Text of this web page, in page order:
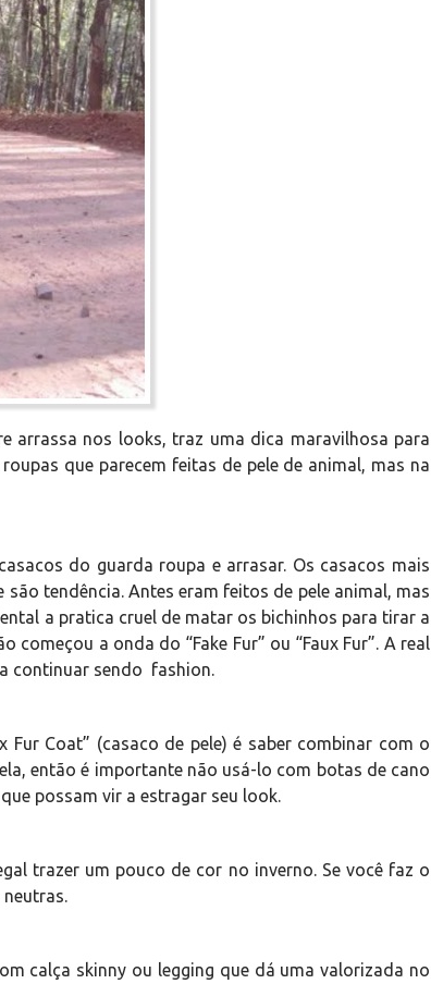
arrassa nos looks, traz uma dica maravilhosa para
que parecem feitas de pele de animal, mas na
do guarda roupa e arrasar. Os casacos mais
tendência. Antes eram feitos de pele animal, mas
a pratica cruel de matar os bichinhos para tirar a
a onda do “Fake Fur” ou “Faux Fur”. A real
continuar sendo fashion.
Coat” (casaco de pele) é saber combinar com o
então é importante não usá-lo com botas de cano
possam vir a estragar seu look.
trazer um pouco de cor no inverno. Se você faz o
calça skinny ou legging que dá uma valorizada no